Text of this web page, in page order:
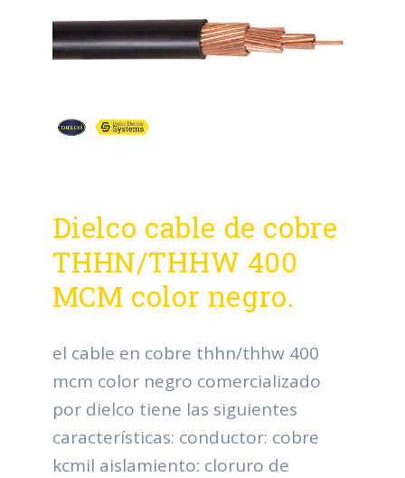
Dielco cable de cobre
THHN/THHW 400
MCM color negro.
el cable en cobre thhn/thhw 400
mcm color negro comercializado
por dielco tiene las siguientes
características: conductor: cobre
kcmil aislamiento: cloruro de